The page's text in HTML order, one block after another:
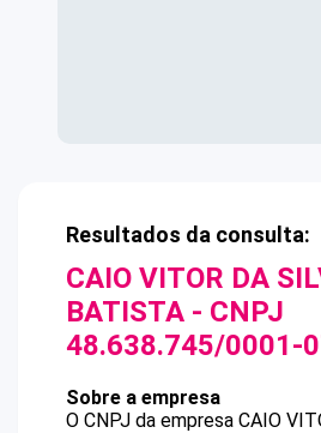
Resultados da consulta:
CAIO VITOR DA
BATISTA - CNPJ
48.638.745/0001-
Sobre a empresa
O CNPJ da empresa CAIO